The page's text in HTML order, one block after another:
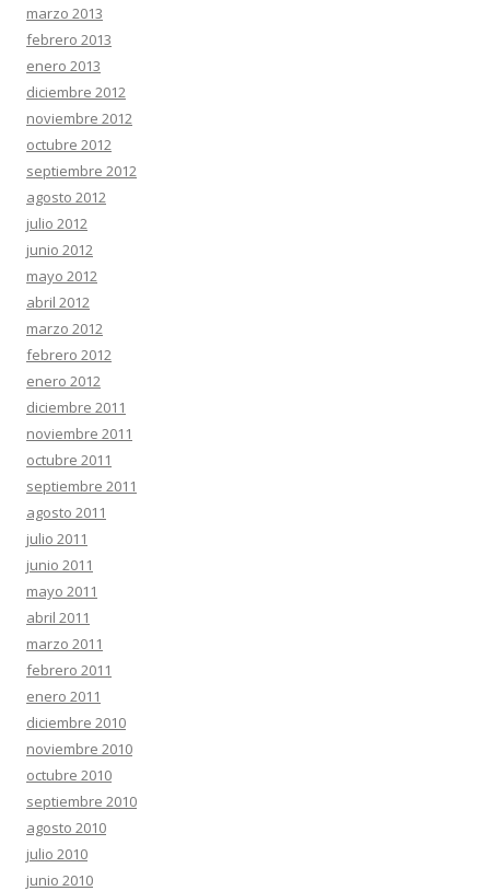
marzo 2013
febrero 2013
enero 2013
diciembre 2012
noviembre 2012
octubre 2012
septiembre 2012
agosto 2012
julio 2012
junio 2012
mayo 2012
abril 2012
marzo 2012
febrero 2012
enero 2012
diciembre 2011
noviembre 2011
octubre 2011
septiembre 2011
agosto 2011
julio 2011
junio 2011
mayo 2011
abril 2011
marzo 2011
febrero 2011
enero 2011
diciembre 2010
noviembre 2010
octubre 2010
septiembre 2010
agosto 2010
julio 2010
junio 2010